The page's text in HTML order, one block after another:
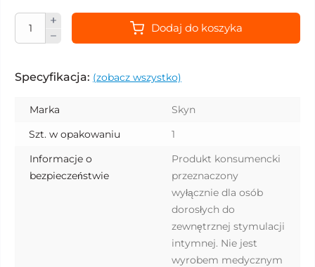
Dodaj do koszyka
Specyfikacja: (zobacz wszystko)
Marka
Skyn
Szt. w opakowaniu
1
Informacje o
bezpieczeństwie
Produkt konsumencki
przeznaczony
wyłącznie dla osób
dorosłych do
zewnętrznej stymulacji
intymnej. Nie jest
wyrobem medycznym